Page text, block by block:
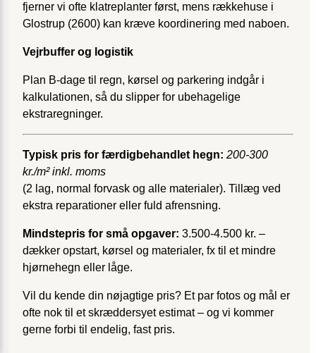
fjerner vi ofte klatreplanter først, mens rækkehuse i
Glostrup (2600) kan kræve koordinering med naboen.
Vejrbuffer og logistik
Plan B-dage til regn, kørsel og parkering indgår i
kalkulationen, så du slipper for ubehagelige
ekstraregninger.
Typisk pris for færdigbehandlet hegn: 200-300
kr./m² inkl. moms
(2 lag, normal forvask og alle materialer). Tillæg ved
ekstra reparationer eller fuld afrensning.
Mindstepris for små opgaver: 3.500-4.500 kr. –
dækker opstart, kørsel og materialer, fx til et mindre
hjørnehegn eller låge.
Vil du kende din nøjagtige pris? Et par fotos og mål er
ofte nok til et skræddersyet estimat – og vi kommer
gerne forbi til endelig, fast pris.